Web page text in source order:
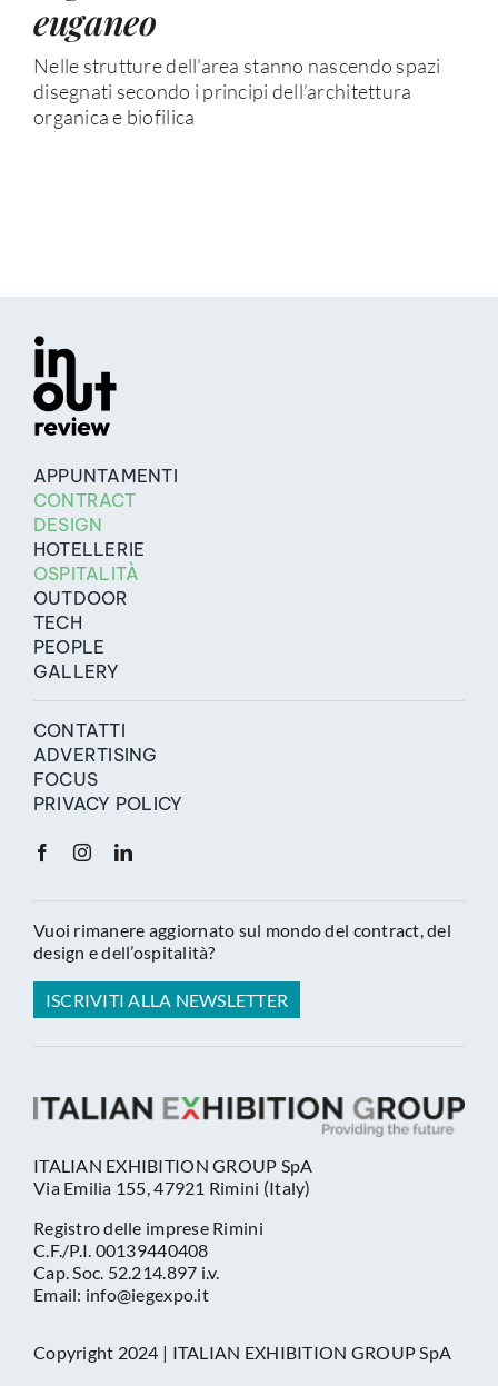
euganeo
Nelle strutture dell'area stanno nascendo spazi
disegnati secondo i principi dell’architettura
organica e biofilica
APPUNTAMENTI
CONTRACT
DESIGN
HOTELLERIE
OSPITALITÀ
OUTDOOR
TECH
PEOPLE
GALLERY
CONTATTI
ADVERTISING
FOCUS
PRIVACY POLICY
Vuoi rimanere aggiornato sul mondo del contract, del
design e dell’ospitalità?
ISCRIVITI ALLA NEWSLETTER
ITALIAN EXHIBITION GROUP SpA
Via Emilia 155, 47921 Rimini (Italy)
Registro delle imprese Rimini
C.F./P.I. 00139440408
Cap. Soc. 52.214.897 i.v.
Email: info@iegexpo.it
Copyright 2024 | ITALIAN EXHIBITION GROUP SpA